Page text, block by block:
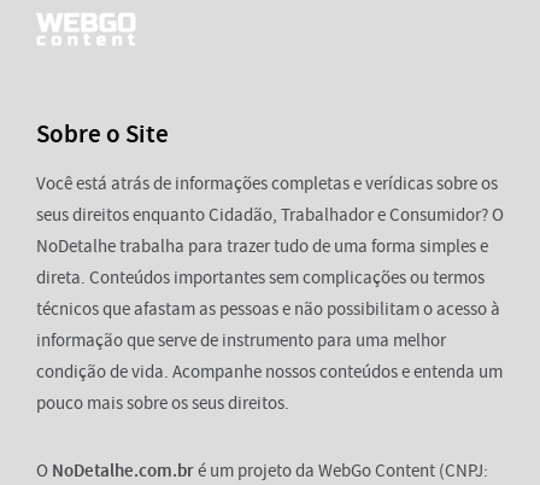
Sobre o Site
Você está atrás de informações completas e verídicas sobre os
seus direitos enquanto Cidadão, Trabalhador e Consumidor? O
NoDetalhe trabalha para trazer tudo de uma forma simples e
direta. Conteúdos importantes sem complicações ou termos
técnicos que afastam as pessoas e não possibilitam o acesso à
informação que serve de instrumento para uma melhor
condição de vida. Acompanhe nossos conteúdos e entenda um
pouco mais sobre os seus direitos.
O NoDetalhe.com.bré um projeto da WebGo Content (CNPJ: